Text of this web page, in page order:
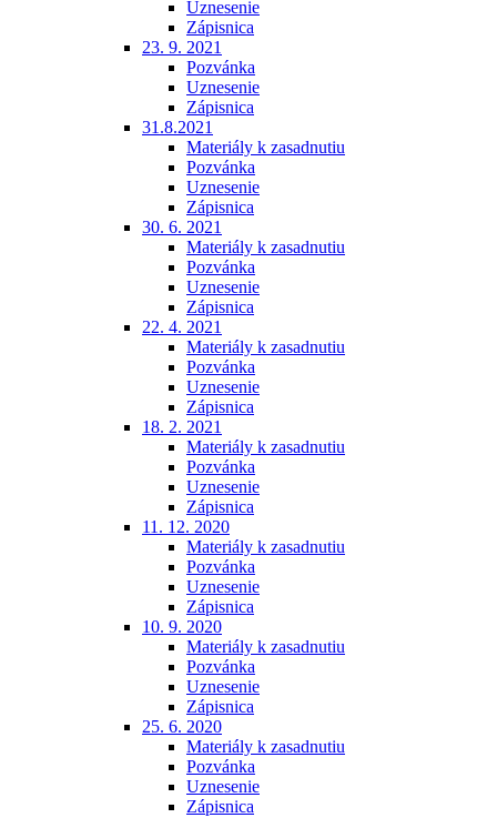
Uznesenie
Zápisnica
23. 9. 2021
Pozvánka
Uznesenie
Zápisnica
31.8.2021
Materiály k zasadnutiu
Pozvánka
Uznesenie
Zápisnica
30. 6. 2021
Materiály k zasadnutiu
Pozvánka
Uznesenie
Zápisnica
22. 4. 2021
Materiály k zasadnutiu
Pozvánka
Uznesenie
Zápisnica
18. 2. 2021
Materiály k zasadnutiu
Pozvánka
Uznesenie
Zápisnica
11. 12. 2020
Materiály k zasadnutiu
Pozvánka
Uznesenie
Zápisnica
10. 9. 2020
Materiály k zasadnutiu
Pozvánka
Uznesenie
Zápisnica
25. 6. 2020
Materiály k zasadnutiu
Pozvánka
Uznesenie
Zápisnica